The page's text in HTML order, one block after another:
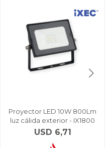
Proyector LED 10W 800Lm
luz cálida exterior - IX1800
USD 6,71